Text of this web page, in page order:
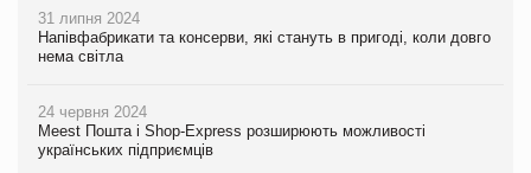
31 липня 2024
Напівфабрикати та консерви, які стануть в пригоді, коли довго
нема світла
24 червня 2024
Meest Пошта і Shop-Express розширюють можливості
українських підприємців